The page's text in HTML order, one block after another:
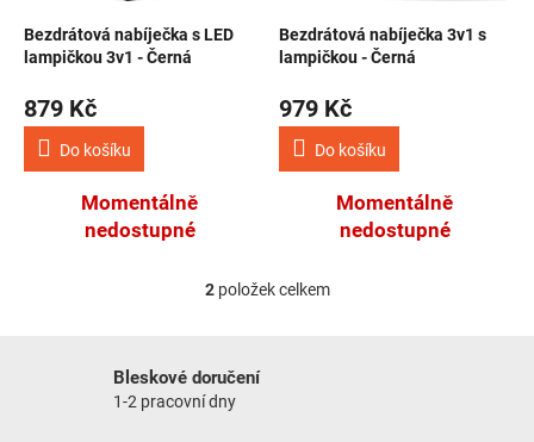
Bezdrátová nabíječka s LED
lampičkou 3v1 - Černá
879 Kč
Do košíku
Momentálně
nedostupné
Bezdrátová nabíječka 3v1 s
lampičkou - Černá
979 Kč
Do košíku
Momentálně
nedostupné
Ovládací prvky výpisu
2položek celkem
Bleskové doručení
1-2 pracovní dny